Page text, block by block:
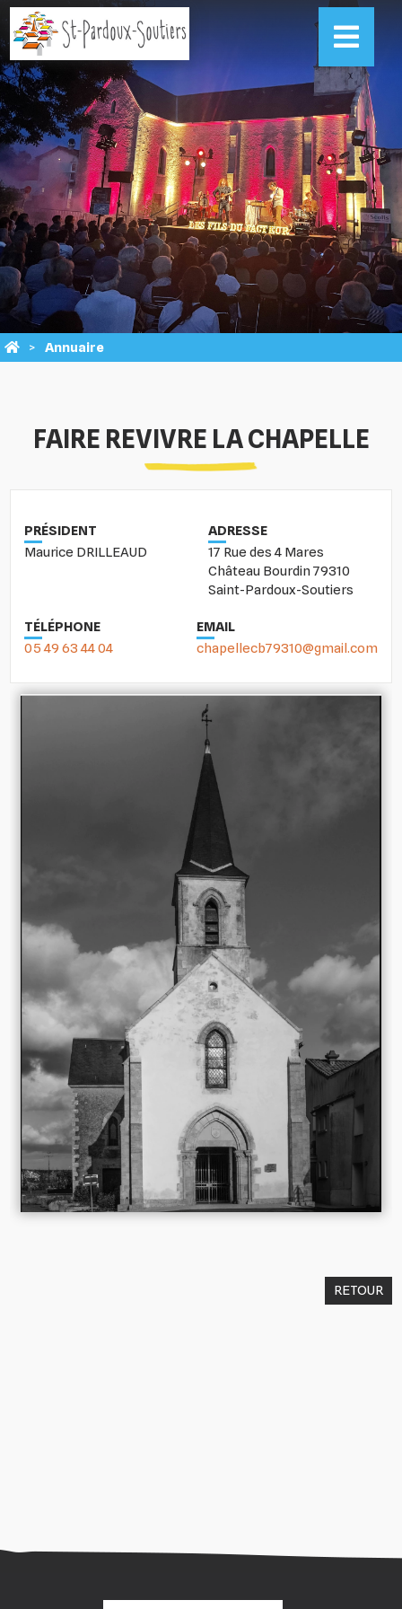
Annuaire
FAIRE REVIVRE LA CHAPELLE
PRÉSIDENT
Maurice DRILLEAUD
ADRESSE
17 Rue des 4 Mares
Château Bourdin 79310
Saint-Pardoux-Soutiers
TÉLÉPHONE
05 49 63 44 04
EMAIL
chapellecb79310@gmail.com
RETOUR